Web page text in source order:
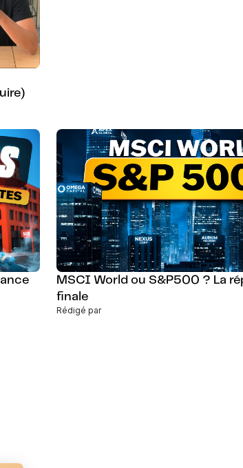
MSCI World ou S&P500 ? La
finale
Rédigé par